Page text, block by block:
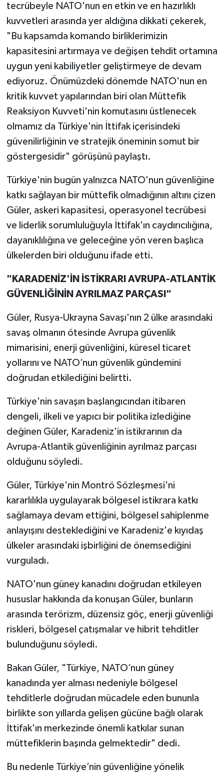
tecrübeyle NATO'nun en etkin ve en hazırlıklı
kuvvetleri arasında yer aldığına dikkati çekerek,
"Bu kapsamda komando birliklerimizin
kapasitesini artırmaya ve değişen tehdit ortamına
uygun yeni kabiliyetler geliştirmeye de devam
ediyoruz. Önümüzdeki dönemde NATO'nun en
kritik kuvvet yapılarından biri olan Müttefik
Reaksiyon Kuvveti'nin komutasını üstlenecek
olmamız da Türkiye'nin İttifak içerisindeki
güvenilirliğinin ve stratejik öneminin somut bir
göstergesidir" görüşünü paylaştı.
Türkiye'nin bugün yalnızca NATO'nun güvenliğine
katkı sağlayan bir müttefik olmadığının altını çizen
Güler, askeri kapasitesi, operasyonel tecrübesi
ve liderlik sorumluluğuyla İttifak'ın caydırıcılığına,
dayanıklılığına ve geleceğine yön veren başlıca
ülkelerden biri olduğunu ifade etti.
"KARADENİZ'İN İSTİKRARI AVRUPA-ATLANTİK
GÜVENLİĞİNİN AYRILMAZ PARÇASI"
Güler, Rusya-Ukrayna Savaşı'nın 2 ülke arasındaki
savaş olmanın ötesinde Avrupa güvenlik
mimarisini, enerji güvenliğini, küresel ticaret
yollarını ve NATO’nun güvenlik gündemini
doğrudan etkilediğini belirtti.
Türkiye'nin savaşın başlangıcından itibaren
dengeli, ilkeli ve yapıcı bir politika izlediğine
değinen Güler, Karadeniz'in istikrarının da
Avrupa-Atlantik güvenliğinin ayrılmaz parçası
olduğunu söyledi.
Güler, Türkiye'nin Montrö Sözleşmesi'ni
kararlılıkla uygulayarak bölgesel istikrara katkı
sağlamaya devam ettiğini, bölgesel sahiplenme
anlayışını desteklediğini ve Karadeniz'e kıyıdaş
ülkeler arasındaki işbirliğini de önemsediğini
vurguladı.
NATO'nun güney kanadını doğrudan etkileyen
hususlar hakkında da konuşan Güler, bunların
arasında terörizm, düzensiz göç, enerji güvenliği
riskleri, bölgesel çatışmalar ve hibrit tehditler
bulunduğunu söyledi.
Bakan Güler, "Türkiye, NATO’nun güney
kanadında yer alması nedeniyle bölgesel
tehditlerle doğrudan mücadele eden bununla
birlikte son yıllarda gelişen gücüne bağlı olarak
İttifak'ın merkezinde önemli katkılar sunan
müttefiklerin başında gelmektedir" dedi.
Bu nedenle Türkiye’nin güvenliğine yönelik